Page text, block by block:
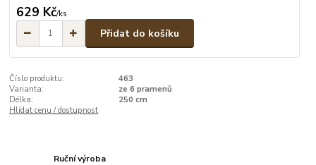
629 Kč/ks
Přidat do košíku
Číslo produktu:
463
Varianta:
ze 6 pramenů
Délka:
250 cm
Hlídat cenu / dostupnost
Ruční výroba